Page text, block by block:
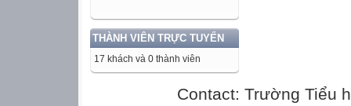
THÀNH VIÊN TRỰC TUYẾN
17 khách và 0 thành viên
Contact: Trường Tiểu